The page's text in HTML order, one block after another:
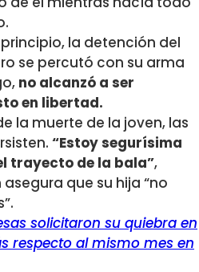
la detención del
se percutó con su arma
no alcanzó a ser
en libertad.
la muerte de la joven, las
“Estoy segurísima
trayecto de la bala”,
que su hija “no
solicitaron su quiebra en
respecto al mismo mes en